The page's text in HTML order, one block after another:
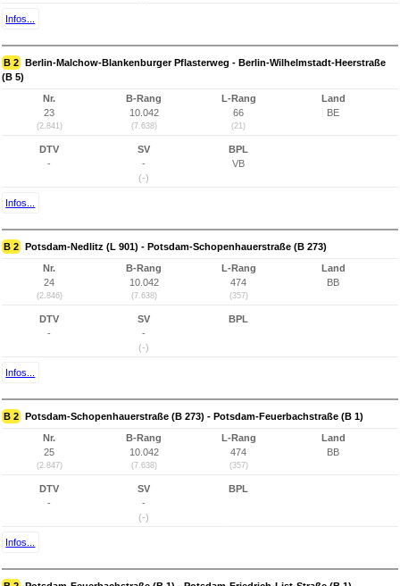
Infos...
B 2 Berlin-Malchow-Blankenburger Pflasterweg - Berlin-Wilhelmstadt-Heerstraße
(B 5)
Nr.
23
(2.841)
B-Rang
10.042
(7.638)
L-Rang
66
(21)
Land
BE
DTV
-
SV
-
(-)
BPL
VB
Infos...
B 2 Potsdam-Nedlitz (L 901) - Potsdam-Schopenhauerstraße (B 273)
Nr.
24
(2.846)
B-Rang
10.042
(7.638)
L-Rang
474
(357)
Land
BB
DTV
-
SV
-
(-)
BPL
Infos...
B 2 Potsdam-Schopenhauerstraße (B 273) - Potsdam-Feuerbachstraße (B 1)
Nr.
25
(2.847)
B-Rang
10.042
(7.638)
L-Rang
474
(357)
Land
BB
DTV
-
SV
-
(-)
BPL
Infos...